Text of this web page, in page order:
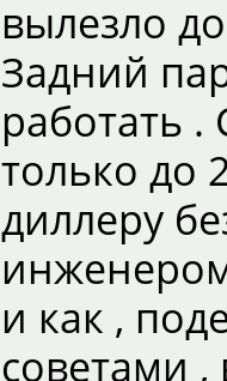
вылезло
Задний
работать
только до
диллеру
и как ,
советами